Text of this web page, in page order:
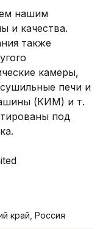
нашим
и качества.
также
камеры,
печи и
(КИМ) и т.
под
край, Россия